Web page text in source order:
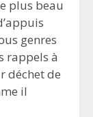
plus beau
genres
rappels à
déchet de
il